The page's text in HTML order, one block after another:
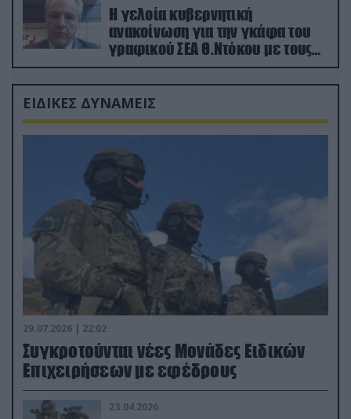
Η γελοία κυβερνητική
ανακοίνωση για την γκάφα του
γραφικού ΣΕΑ Θ.Ντόκου με τους
Ρώσους φαρσέρ
ΕΙΔΙΚΕΣ ΔΥΝΑΜΕΙΣ
29.07.2026 | 22:02
Συγκροτούνται νέες Μονάδες Ειδικών
Επιχειρήσεων με εφέδρους
23.04.2026